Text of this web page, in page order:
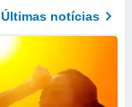
Últimas notícias